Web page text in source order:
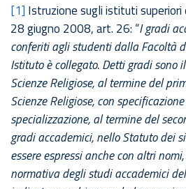
[1] Istruzione sugli istituti superiori
28 giugno 2008, art. 26: “I gradi
conferiti agli studenti dalla Facoltà
Istituto è collegato. Detti gradi sono
Scienze Religiose, al termine del
Scienze Religiose, con
specializzazione, al termine del
gradi accademici, nello Statuto dei
essere espressi anche con altri
normativa degli studi accademici